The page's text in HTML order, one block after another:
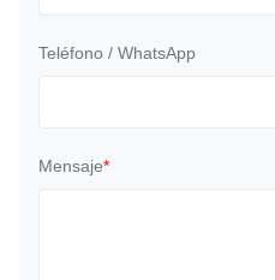
Teléfono / WhatsApp
Mensaje*